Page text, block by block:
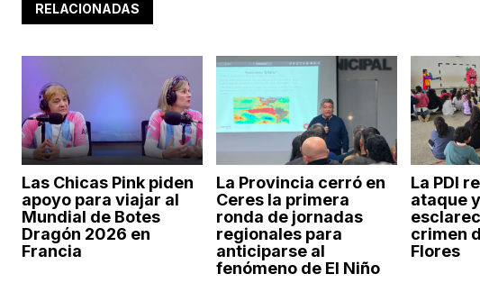
RELACIONADAS
Las Chicas Pink piden
apoyo para viajar al
Mundial de Botes
Dragón 2026 en
Francia
La Provincia cerró en
Ceres la primera
ronda de jornadas
regionales para
anticiparse al
fenómeno de El Niño
La PDI
ataque
crimen
Flores